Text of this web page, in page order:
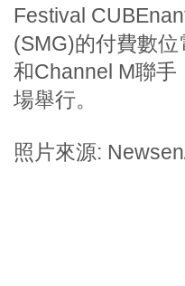
Festival
(SMG)的付費數
和Channel M聯手
場舉行。
照片來源: